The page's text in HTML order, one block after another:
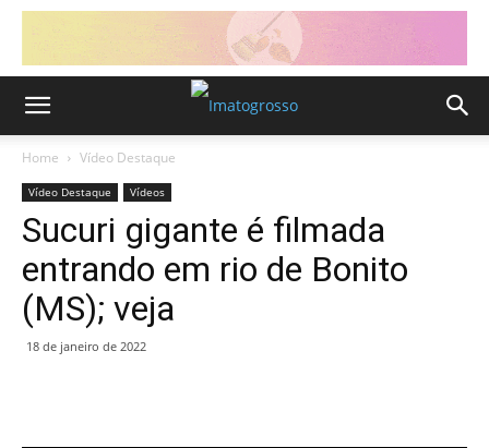
Home Vídeo Destaque
Vídeo Destaque Vídeos
Sucuri gigante é filmada
entrando em rio de Bonito
(MS); veja
18 de janeiro de 2022